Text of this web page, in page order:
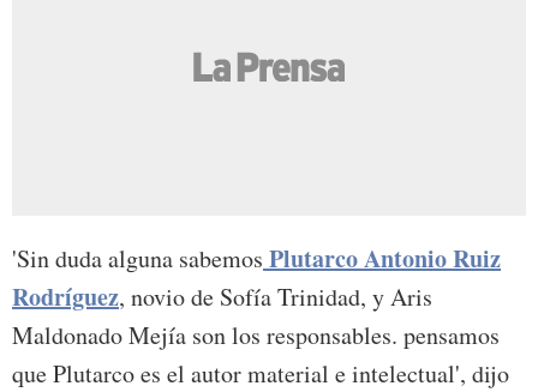
'Sin duda alguna sabemos Plutarco Antonio Ruiz
Rodríguez, novio de Sofía Trinidad, y Aris
Maldonado Mejía son los responsables. pensamos
que Plutarco es el autor material e intelectual', dijo